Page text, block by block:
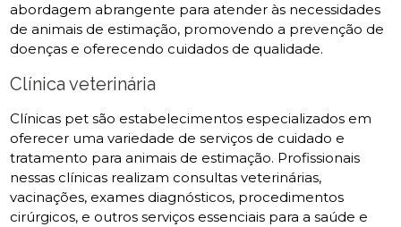
abordagem abrangente para atender às necessidades
de animais de estimação, promovendo a prevenção de
doenças e oferecendo cuidados de qualidade.
Clínica veterinária
Clínicas pet são estabelecimentos especializados em
oferecer uma variedade de serviços de cuidado e
tratamento para animais de estimação. Profissionais
nessas clínicas realizam consultas veterinárias,
vacinações, exames diagnósticos, procedimentos
cirúrgicos, e outros serviços essenciais para a saúde e